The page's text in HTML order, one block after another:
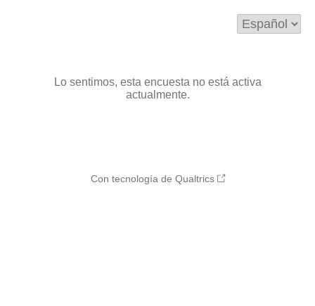
Lo sentimos, esta encuesta no está activa
actualmente.
Con tecnología de Qualtrics